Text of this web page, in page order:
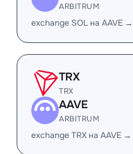
ARBITRUM
exchange SOL на AAVE →
TRX
TRX
AAVE
ARBITRUM
exchange TRX на AAVE →